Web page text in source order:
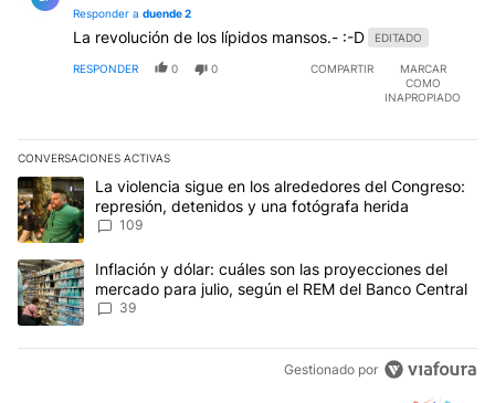
Responder a duende 2
La revolución de los lípidos mansos.- :-D EDITADO
RESPONDER 0 0 COMPARTIR
MARCAR
COMO
INAPROPIADO
CONVERSACIONES ACTIVAS
Este listado muestra los artículos con más comentarios en los
Un artículo de tendencia con el título "La violencia sigue en los
La violencia sigue en los alrededores del Congreso:
represión, detenidos y una fotógrafa herida
109
Un artículo de tendencia con el título "Inflación y dólar: cuáles
Inflación y dólar: cuáles son las proyecciones del
mercado para julio, según el REM del Banco Central
39
Gestionado por